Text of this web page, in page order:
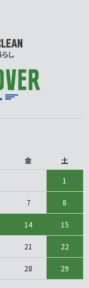
金
土
1
7 8
14 15
21 22
28 29